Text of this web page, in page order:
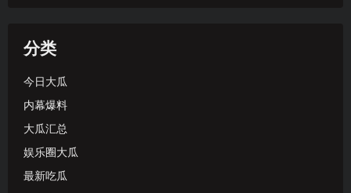
分类
今日大瓜
内幕爆料
大瓜汇总
娱乐圈大瓜
最新吃瓜